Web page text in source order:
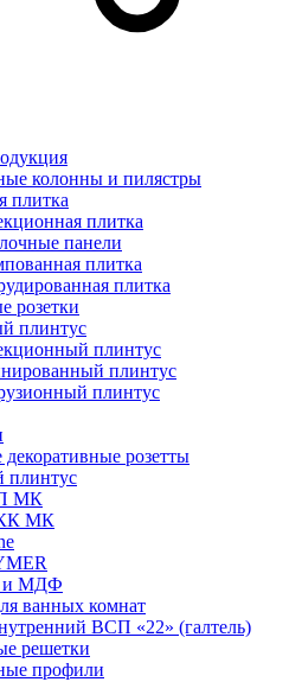
колонны и пилястры
плитка
плитка
панели
плитка
плитка
розетки
плинтус
плинтус
плинтус
плинтус
розетты
плинтус
МК
МК
МДФ
ванных комнат
ВСП «22» (галтель)
решетки
профили